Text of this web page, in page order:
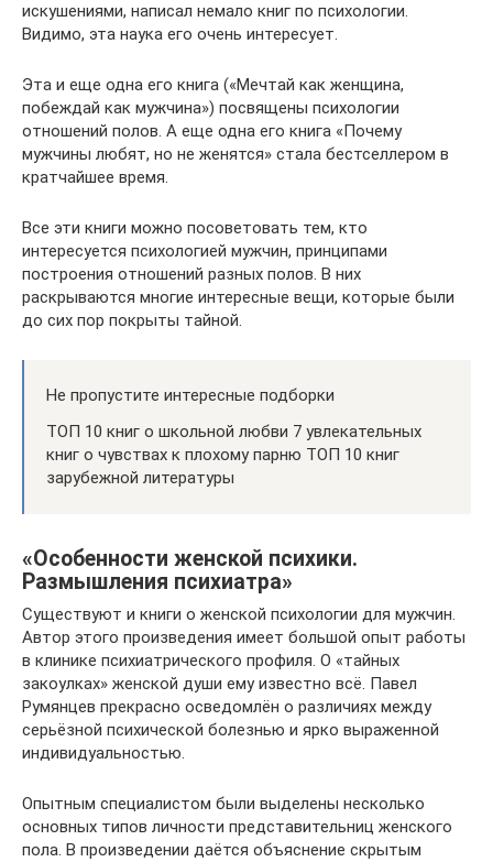
искушениями, написал немало книг по психологии.
Видимо, эта наука его очень интересует.
Эта и еще одна его книга («Мечтай как женщина,
побеждай как мужчина») посвящены психологии
отношений полов. А еще одна его книга «Почему
мужчины любят, но не женятся» стала бестселлером в
кратчайшее время.
Все эти книги можно посоветовать тем, кто
интересуется психологией мужчин, принципами
построения отношений разных полов. В них
раскрываются многие интересные вещи, которые были
до сих пор покрыты тайной.
Не пропустите интересные подборки
ТОП 10 книг о школьной любви 7 увлекательных
книг о чувствах к плохому парню ТОП 10 книг
зарубежной литературы
«Особенности женской психики.
Размышления психиатра»
Существуют и книги о женской психологии для мужчин.
Автор этого произведения имеет большой опыт работы
в клинике психиатрического профиля. О «тайных
закоулках» женской души ему известно всё. Павел
Румянцев прекрасно осведомлён о различиях между
серьёзной психической болезнью и ярко выраженной
индивидуальностью.
Опытным специалистом были выделены несколько
основных типов личности представительниц женского
пола. В произведении даётся объяснение скрытым